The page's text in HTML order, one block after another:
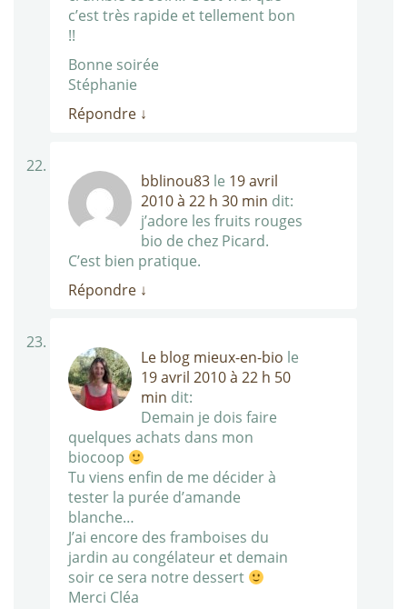
c’est très rapide et tellement bon
!!
Bonne soirée
Stéphanie
Répondre ↓
bblinou83 le 19 avril
2010 à 22 h 30 min dit:
j’adore les fruits rouges
bio de chez Picard.
C’est bien pratique.
Répondre ↓
Le blog mieux-en-bio le
19 avril 2010 à 22 h 50
min dit:
Demain je dois faire
quelques achats dans mon
biocoop
Tu viens enfin de me décider à
tester la purée d’amande
blanche…
J’ai encore des framboises du
jardin au congélateur et demain
soir ce sera notre dessert
Merci Cléa